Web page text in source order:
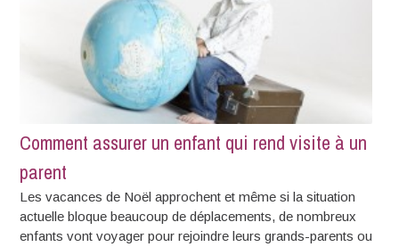
Comment assurer un enfant qui rend visite à un
parent
Les vacances de Noël approchent et même si la situation
actuelle bloque beaucoup de déplacements, de nombreux
enfants vont voyager pour rejoindre leurs grands-parents ou